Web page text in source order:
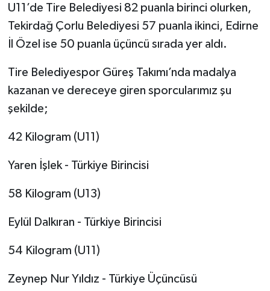
U11’de Tire Belediyesi 82 puanla birinci olurken,
Tekirdağ Çorlu Belediyesi 57 puanla ikinci, Edirne
İl Özel ise 50 puanla üçüncü sırada yer aldı.
Tire Belediyespor Güreş Takımı’nda madalya
kazanan ve dereceye giren sporcularımız şu
şekilde;
42 Kilogram (U11)
Yaren İşlek - Türkiye Birincisi
58 Kilogram (U13)
Eylül Dalkıran - Türkiye Birincisi
54 Kilogram (U11)
Zeynep Nur Yıldız - Türkiye Üçüncüsü